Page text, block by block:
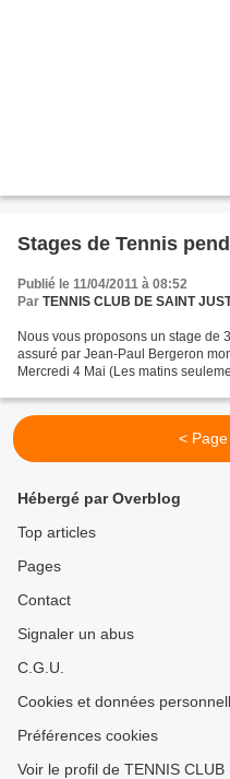
Stages de Tennis
Publié le 11/04/2011 à 08:52
Par TENNIS CLUB DE SAINT
Nous vous proposons un stage de
assuré par Jean-Paul Bergeron
Mercredi 4 Mai (Les matins
<
Hébergé par Overblog
Top articles
Pages
Contact
Signaler un abus
C.G.U.
Cookies et données
Préférences cookies
Voir le profil de TENNIS